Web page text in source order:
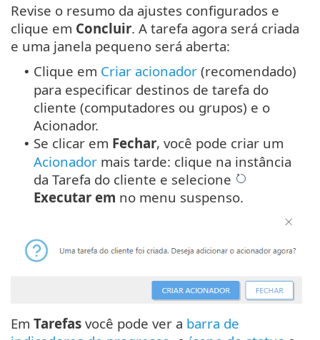
Revise o resumo da ajustes configurados e
clique em Concluir. A tarefa agora será criada
e uma janela pequeno será aberta:
• Clique em Criar acionador (recomendado)
para especificar destinos de tarefa do
cliente (computadores ou grupos) e o
Acionador.
• Se clicar em Fechar, você pode criar um
Acionador mais tarde: clique na instância
da Tarefa do cliente e selecione
Executar em no menu suspenso.
Em Tarefas você pode ver a barra de